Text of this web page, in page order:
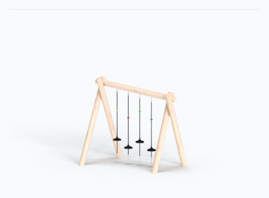
Комплексы для лазания
3 категории
4 категории